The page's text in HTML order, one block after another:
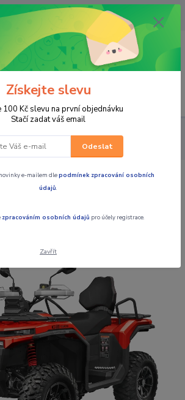
0,00 CZK
UTV čtyřkolky CFMOTO
C5 G4/ C4 G4 /
Gladiator C5 G4 (X520) T3b Rocket Red
C5 G4 (X520) T3b
Získejte slevu
100 Kč slevu na první objednávku
Stačí zadat váš email
Odeslat
e-mailem dlepodmínek zpracování osobních
údajů.
zpracováním osobních údajů pro účely registrace.
Zavřít